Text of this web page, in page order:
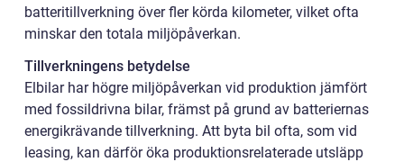
batteritillverkning över fler körda kilometer, vilket ofta
minskar den totala miljöpåverkan.
Tillverkningens betydelse
Elbilar har högre miljöpåverkan vid produktion jämfört
med fossildrivna bilar, främst på grund av batteriernas
energikrävande tillverkning. Att byta bil ofta, som vid
leasing, kan därför öka produktionsrelaterade utsläpp